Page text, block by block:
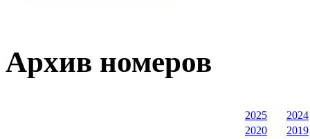
Архив номеров
2025
2024
2020
2019